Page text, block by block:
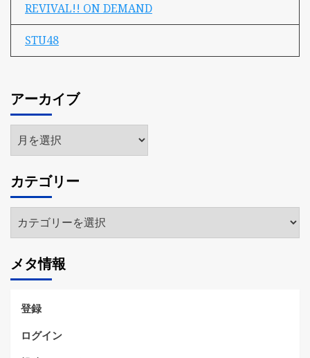
REVIVAL!! ON DEMAND
STU48
アーカイブ
ア
ー
イ
ブ
カテゴリー
テ
リ
ー
メタ情報
登録
ログイン